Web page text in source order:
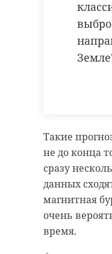
Такие
не до конца
сразу
данных
магнитная
очень
время.